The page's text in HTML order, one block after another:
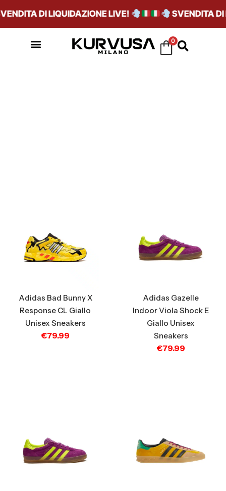
DI LIQUIDAZIONE LIVE! SVENDITA DI
0
Adidas Bad Bunny X
Response CL Giallo
Unisex Sneakers
€79.99
Adidas Gazelle
Indoor Viola Shock E
Giallo Unisex
Sneakers
€79.99